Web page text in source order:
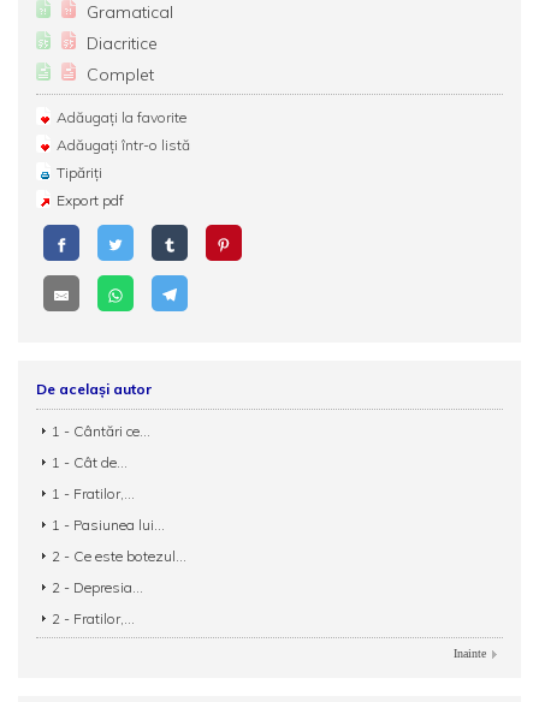
Gramatical
Diacritice
Complet
Adăugați la favorite
Adăugați într-o listă
Tipăriți
Export pdf
De același autor
1 - Cântări ce...
1 - Cât de...
1 - Fratilor,...
1 - Pasiunea lui...
2 - Ce este botezul...
2 - Depresia...
2 - Fratilor,...
Inainte